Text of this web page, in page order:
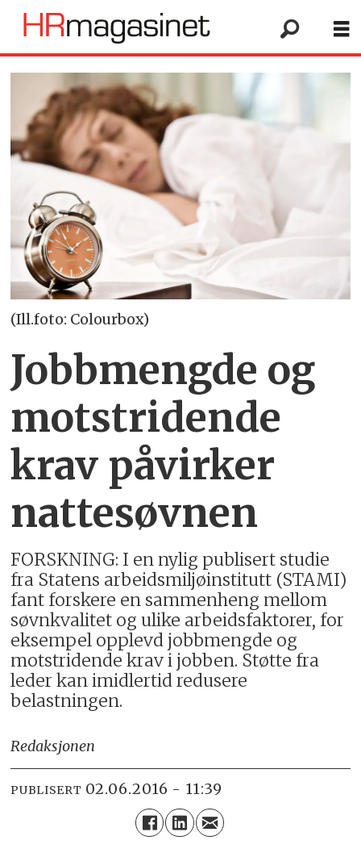
(Ill.foto: Colourbox)
Jobbmengde og
motstridende
krav påvirker
nattesøvnen
FORSKNING: I en nylig publisert studie
fra Statens arbeidsmiljøinstitutt (STAMI)
fant forskere en sammenheng mellom
søvnkvalitet og ulike arbeidsfaktorer, for
eksempel opplevd jobbmengde og
motstridende krav i jobben. Støtte fra
leder kan imidlertid redusere
belastningen.
Redaksjonen
PUBLISERT 02.06.2016 - 11:39